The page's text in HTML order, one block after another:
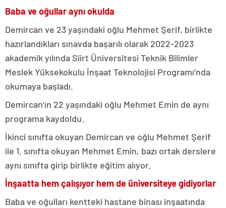
Baba ve oğullar aynı okulda
Demircan ve 23 yaşındaki oğlu Mehmet Şerif, birlikte
hazırlandıkları sınavda başarılı olarak 2022-2023
akademik yılında Siirt Üniversitesi Teknik Bilimler
Meslek Yüksekokulu İnşaat Teknolojisi Programı’nda
okumaya başladı.
Demircan’ın 22 yaşındaki oğlu Mehmet Emin de aynı
programa kaydoldu.
İkinci sınıfta okuyan Demircan ve oğlu Mehmet Şerif
ile 1. sınıfta okuyan Mehmet Emin, bazı ortak derslere
aynı sınıfta girip birlikte eğitim alıyor.
İnşaatta hem çalışıyor hem de üniversiteye gidiyorlar
Baba ve oğulları kentteki hastane binası inşaatında